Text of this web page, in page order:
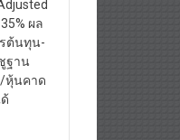
ผล
ต้นทุน-
ฐาน
/หุ้นคาด